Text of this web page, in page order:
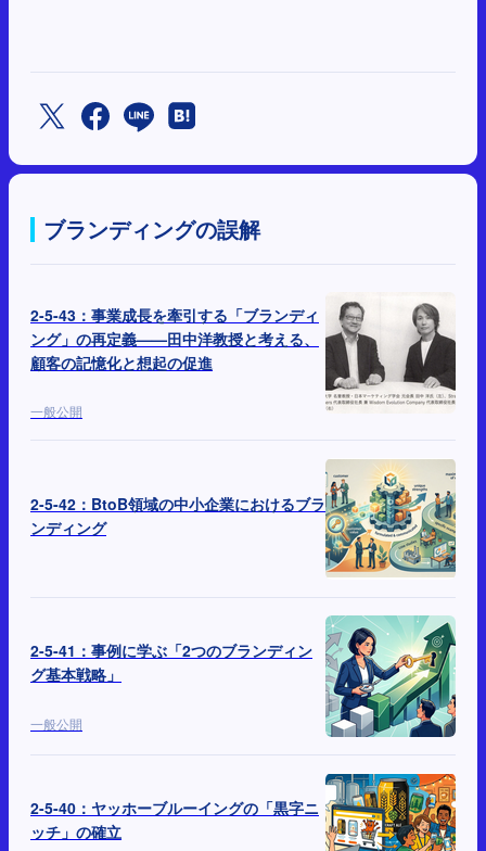
ブランディングの誤解
2-5-43：事業成長を牽引する「ブランディ
ング」の再定義——田中洋教授と考える、
顧客の記憶化と想起の促進
一般公開
2-5-42：BtoB領域の中小企業におけるブラ
ンディング
2-5-41：事例に学ぶ「2つのブランディン
グ基本戦略」
一般公開
2-5-40：ヤッホーブルーイングの「黒字ニ
ッチ」の確立